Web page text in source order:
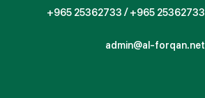
+965 25362733 / +965 25362733
admin@al-forqan.net